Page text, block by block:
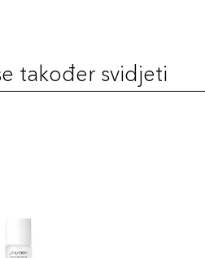
također svidjeti